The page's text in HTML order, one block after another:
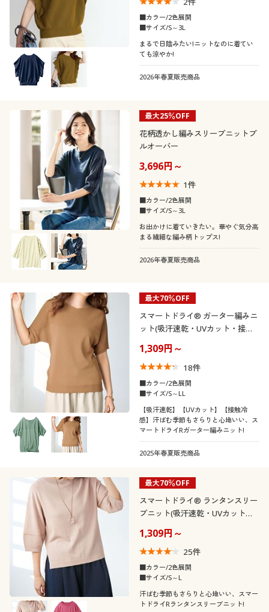
サポート
ご利用ガイド
ボーダー チェック
ビジュー 総柄
刺繍 リボン
ハイネック Ｖネック
クルーネック・丸首 ボートネック
タートルネック
ラグランスリーブ
七分袖 ドルマンスリーブ
素材
コットン・綿100
レース シルク
スウェット
機能・特徴
ＵＶカット・紫外線
対策
シーン
オフィス
テイスト
エレガント
フェミニン
着用感
タイト
20代
40代
シーズン
夏
価格
解除する
閉じる
■カラー/2色展開
■サイズ/S～3L
まるで日陰みたい!ニットなのに着てい
ても涼やか!
2026年春夏販売商品
最大25％OFF
花柄透かし編みスリーブニットプ
ルオーバー
3,696円～
1件
■カラー/2色展開
■サイズ/S～3L
お出かけに着ていきたい。華やぐ気分高
まる繊細な編み柄トップス!
2026年春夏販売商品
最大70％OFF
スマートドライ® ガーター編みニ
ット(吸汗速乾・UVカット・接触
1,309円～
18件
■カラー/2色展開
■サイズ/S～LL
【吸汗速乾】【UVカット】【接触冷
感】汗ばむ季節もさらりと心地いい、ス
マートドライRガーター編みニット!
2025年春夏販売商品
最大70％OFF
スマートドライ® ランタンスリー
ブニット(吸汗速乾・UVカット・
1,309円～
25件
■カラー/2色展開
■サイズ/S～L
汗ばむ季節もさらりと心地いい、スマー
トドライRランタンスリーブニット!